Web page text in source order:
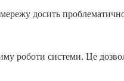
досить
роботи системи. Це